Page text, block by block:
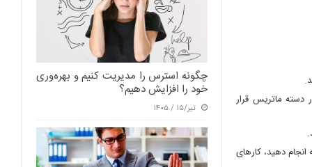
چگونه استرس را مدیریت کنیم و بهره‌وری
خود را افزایش دهیم؟
تیر/۱۵ / ۱۴۰۵
ماتریس قرار
دهید، کارهای